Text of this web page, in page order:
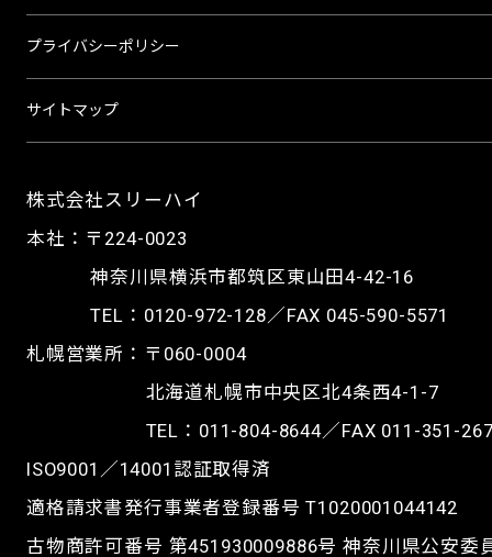
株式会社スリーハイ
本社：〒224-0023
神奈川県横浜市都筑区東山田4-42-16
TEL： 0120-972-128／FAX 045-590-5571
札幌営業所：〒060-0004
北海道札幌市中央区北4条西4-1-7
TEL： 011-804-8644／FAX 011-351-
ISO9001／14001認証取得済
適格請求書発行事業者登録番号 T1020001044142
古物商許可番号 第451930009886号 神奈川県公安委
プライバシーポリシー
サイトマップ